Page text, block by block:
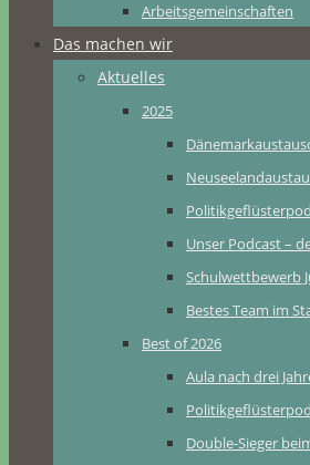
Arbeitsgemeinschaften
Das machen wir
Aktuelles
2025
Unser Podcast –
Schulwettbewerb
Bestes Team im
Best of 2026
Aula nach drei
Double-Sieger